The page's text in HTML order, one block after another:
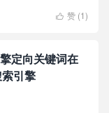
 赞 (1)
定向关键词在
引擎